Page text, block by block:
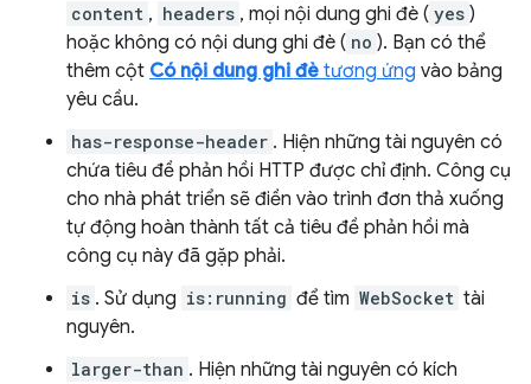
content , headers , mọi nội dung ghi đè ( yes )
hoặc không có nội dung ghi đè ( no ). Bạn có thể
thêm cột Có nội dung ghi đè tương ứng vào bảng
yêu cầu.
has-response-header . Hiện những tài nguyên có
chứa tiêu đề phản hồi HTTP được chỉ định. Công cụ
cho nhà phát triển sẽ điền vào trình đơn thả xuống
tự động hoàn thành tất cả tiêu đề phản hồi mà
công cụ này đã gặp phải.
is . Sử dụng is:running để tìm WebSocket tài
nguyên.
larger-than . Hiện những tài nguyên có kích